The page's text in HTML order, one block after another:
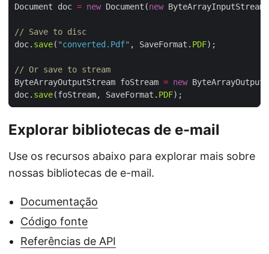
Document doc = new Document(new
// Save to disc
doc. save( "converted.Pdf" , SaveFormat. PDF
// Or save to stream
ByteArrayOutputStream foStream = new
doc. save(foStream, SaveFormat. PDF
Explorar bibliotecas de e-mail
Use os recursos abaixo para explorar mais sobre
nossas bibliotecas de e-mail.
Documentação
Código fonte
Referências de API